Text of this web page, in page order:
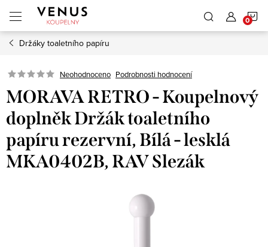
obsah
Držáky toaletního papíru
Neohodnoceno Podrobnosti hodnocení
MORAVA RETRO - Koupelnový
doplněk Držák toaletního
papíru rezervní, Bílá - lesklá
MKA0402B, RAV Slezák